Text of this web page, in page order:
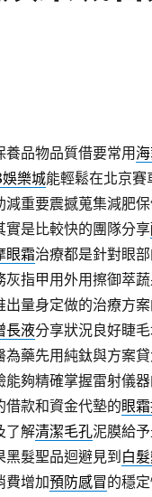
養品物品質借要常用
樂城能輕鬆在北京賽
減重要震撼蒐集減肥
實是比較快的團隊分享
眼霜治療都是針對眼
灰指甲用外用擦御萃
出量身定做的治療方
長液分享狀況良好睫
為藥先用純鈦與方案
能夠精確掌握雷射儀
借款和資金代墊的眼
了解清潔毛孔泥膜給
黑髮聖品迴避見到 白
費增加預防感冒的穩